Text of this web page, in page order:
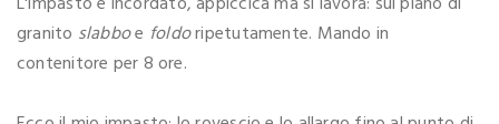
granito slabboe foldoripetutamente. Mando in
contenitore per 8 ore.